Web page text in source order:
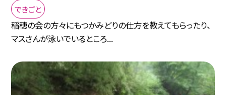
できごと
稲穂の会の方々にもつかみどりの仕方を教えてもらったり、
マスさんが泳いでいるところ...